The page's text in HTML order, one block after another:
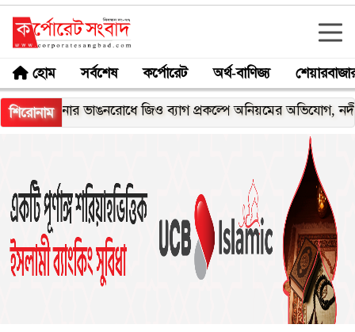
হোম সর্বশেষ কর্পোরেট অর্থ-বাণিজ্য
শিরোনামভাঙনরোধে জিও ব্যাগ প্রকল্পে অনিয়মের অভিযোগ, নদীরকূলে